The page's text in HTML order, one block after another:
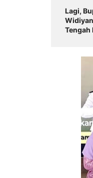
Lagi,
Tengah